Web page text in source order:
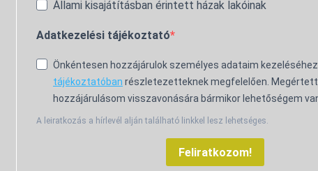
Állami kisajátításban érintett házak lakóinak
Adatkezelési tájékoztató
Önkéntesen hozzájárulok személyes adataim
tájékoztatóban részletezetteknek megfelelően.
hozzájárulásom visszavonására bármikor lehetőségem
A leiratkozás a hírlevél alján található linkkel lesz lehetséges.
Feliratkozom!